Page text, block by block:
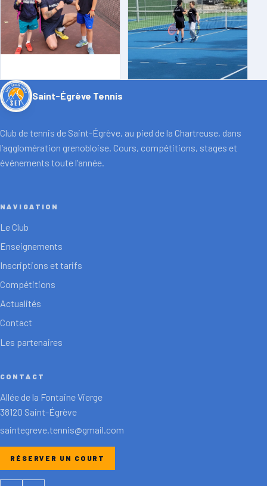
Saint-Égrève Tennis
Club de tennis de Saint-Égrève, au pied de la Chartreuse, dans
l’agglomération grenobloise. Cours, compétitions, stages et
événements toute l’année.
NAVIGATION
Le Club
Enseignements
Inscriptions et tarifs
Compétitions
Actualités
Contact
Les partenaires
CONTACT
Allée de la Fontaine Vierge
38120 Saint-Égrève
saintegreve.tennis@gmail.com
RÉSERVER UN COURT